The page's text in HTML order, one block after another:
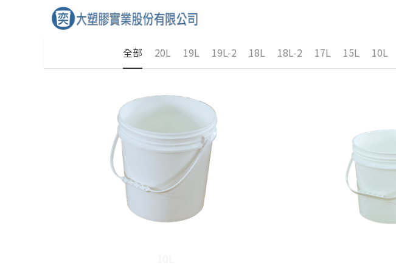
全部 20L 19L 19L-2 18L 18L-2 17L 15L 10L